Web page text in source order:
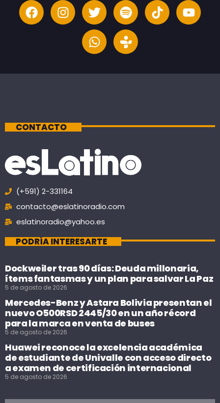
CONTACTO
(+591) 2-331164
contacto@eslatinoradio.com
eslatinoradio@yahoo.es
PODRÍA INTERESARTE
Dockweiler tras 90 días: Deuda millonaria,
ítems fantasmas y un plan para salvar La Paz
5 de agosto de 2026
Mercedes-Benz y Astara Bolivia presentan el
nuevo O500RSD 2445/30 en un año récord
para la marca en venta de buses
5 de agosto de 2026
Huawei reconoce la excelencia académica
de estudiante de Univalle con acceso directo
a examen de certificación internacional
5 de agosto de 2026